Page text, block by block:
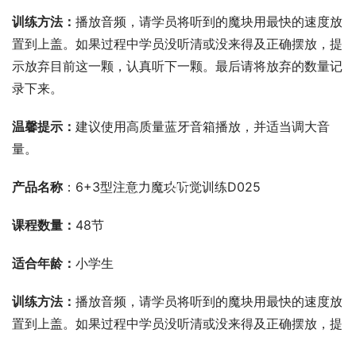
训练方法： 播放音频，请学员将听到的魔块用最快的速度放
置到上盖。如果过程中学员没听清或没来得及正确摆放，提
示放弃目前这一颗，认真听下一颗。最后请将放弃的数量记
录下来。
温馨提示： 建议使用高质量蓝牙音箱播放，并适当调大音
量。
产品名称：6+3型注意力魔块听觉训练D025
课程数量： 48节
适合年龄： 小学生
训练方法： 播放音频，请学员将听到的魔块用最快的速度放
置到上盖。如果过程中学员没听清或没来得及正确摆放，提